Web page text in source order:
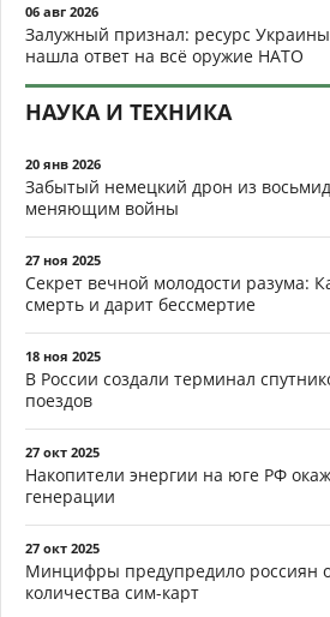
06 авг 2026
Залужный признал: ресурс
нашла ответ на всё оружие НАТО
НАУКА И ТЕХНИКА
20 янв 2026
Забытый немецкий дрон из
меняющим войны
27 ноя 2025
Секрет вечной молодости разума:
смерть и дарит бессмертие
18 ноя 2025
В России создали терминал
поездов
27 окт 2025
Накопители энергии на юге РФ
генерации
27 окт 2025
Минцифры предупредило россиян
количества сим-карт